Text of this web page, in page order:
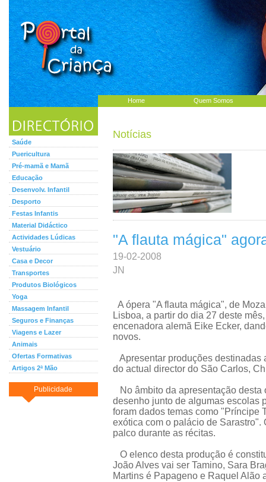
Home Quem Somos
Saúde
Puericultura
Pré-mamã e Mamã
Educação
Desenvolv. Infantil
Desporto
Festas Infantis
Material Didáctico
Actividades Lúdicas
Vestuário
Casa e Decor
Transportes
Produtos Biológicos
Yoga
Massagem Infantil
Seguros e Finanças
Viagens e Lazer
Animais
Ofertas Formativas
Artigos 2ª Mão
Publicidade
Notícias
"A flauta mágica"
19-02-2008
JN
A ópera "A flauta mágica", de
Lisboa, a partir do dia 27 deste
encenadora alemã Eike Ecker,
novos.
Apresentar produções destinadas
do actual director do São Carlos,
No âmbito da apresentação desta
desenho junto de algumas escolas
foram dados temas como "Príncipe
exótica com o palácio de
palco durante as récitas.
O elenco desta produção é
João Alves vai ser Tamino, Sara
Martins é Papageno e Raquel Alão